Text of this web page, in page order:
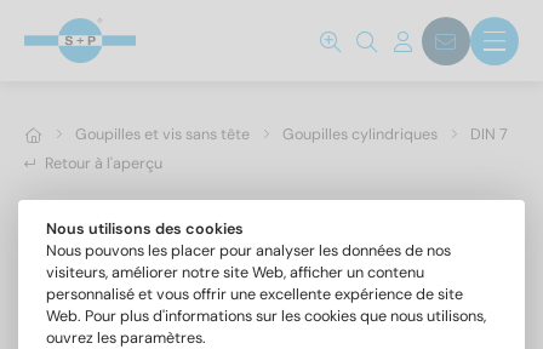
Goupilles et vis sans tête Goupilles cylindriques DIN 7
Retour à l'aperçu
Nous utilisons des cookies
Nous pouvons les placer pour analyser les données de nos
visiteurs, améliorer notre site Web, afficher un contenu
personnalisé et vous offrir une excellente expérience de site
Web. Pour plus d'informations sur les cookies que nous utilisons,
ouvrez les paramètres.